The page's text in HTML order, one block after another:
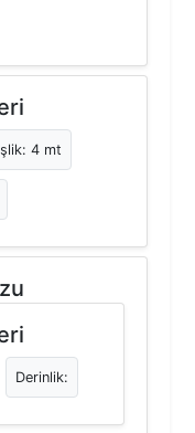
4 mt
Derinlik: